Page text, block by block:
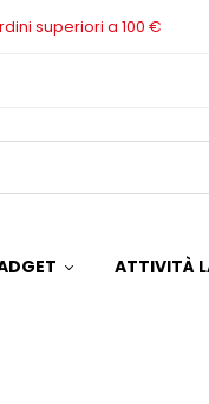
superiori a 100 €
ATTIVITÀ